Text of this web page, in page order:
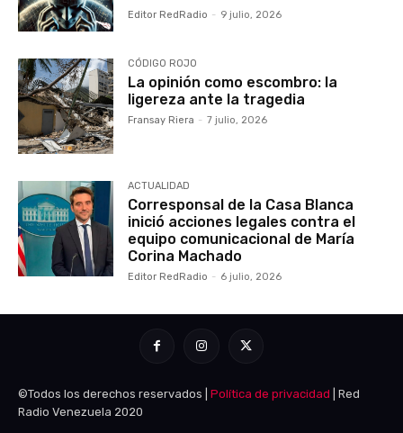
Editor RedRadio - 9 julio, 2026
CÓDIGO ROJO
La opinión como escombro: la
ligereza ante la tragedia
Fransay Riera - 7 julio, 2026
ACTUALIDAD
Corresponsal de la Casa Blanca
inició acciones legales contra el
equipo comunicacional de María
Corina Machado
Editor RedRadio - 6 julio, 2026
©Todos los derechos reservados | Política de privacidad | Red
Radio Venezuela 2020